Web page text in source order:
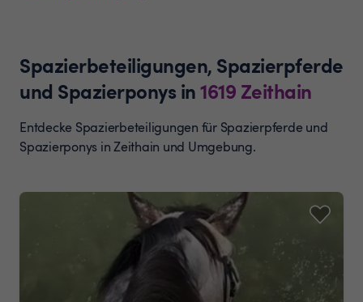
Spazierbeteiligungen, Spazierpferde
und Spazierponys in1619 Zeithain
Entdecke Spazierbeteiligungen für Spazierpferde und
Spazierponys in Zeithain und Umgebung.